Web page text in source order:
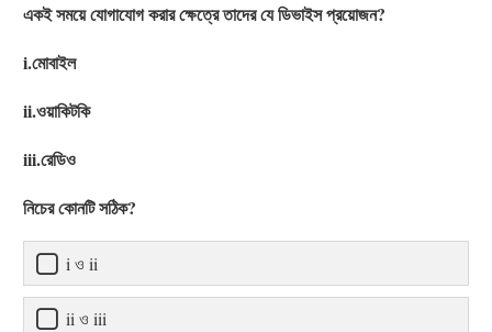
একই সময়ে যোগাযোগ করার ক্ষেত্রে তাদের যে ডিভাইস প্রয়োজন?
i.মোবাইল
ii.ওয়াকিটকি
iii.রেডিও
নিচের কোনটি সঠিক?
i ও ii
ii ও iii